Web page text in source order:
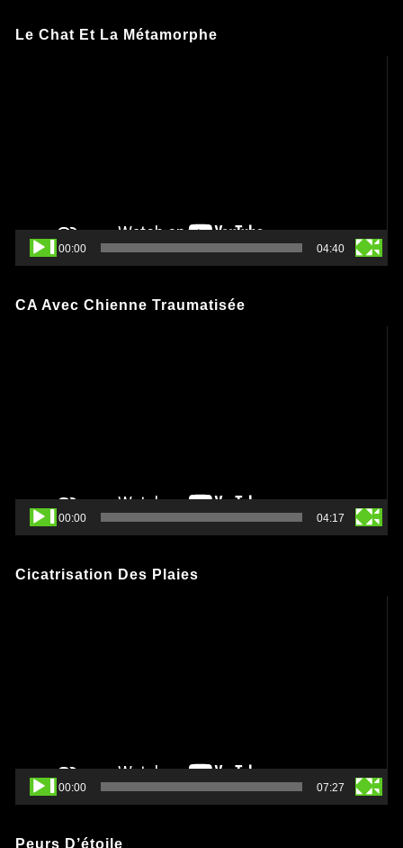
Le Chat Et La Métamorphe
00:00 04:40
CA Avec Chienne Traumatisée
00:00 04:17
Cicatrisation Des Plaies
00:00 07:27
Peurs D’étoile